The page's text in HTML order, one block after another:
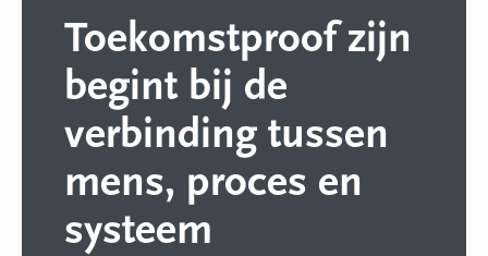
Toekomstproof zijn
begint bij de
verbinding tussen
mens, proces en
systeem